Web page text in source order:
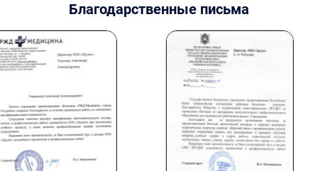
Благодарственные письма